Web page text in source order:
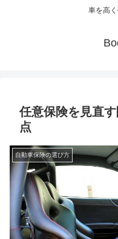
車を高
任意保険を見直
点
自動車保険の選び方